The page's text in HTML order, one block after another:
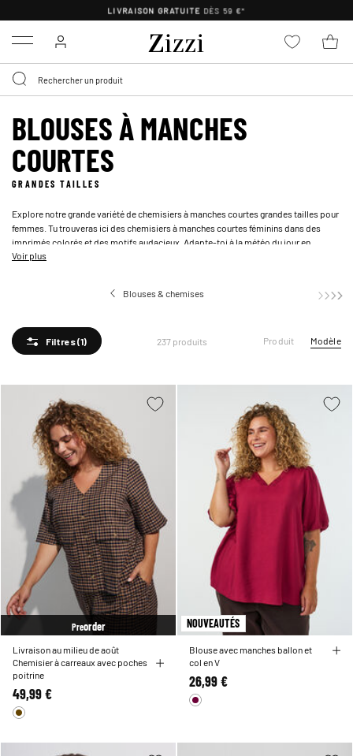
POLITIQUE DE RETOUR DE30 JOURS
Menu
BLOUSES À MANCHES
COURTES
GRANDES TAILLES
Explore notre grande variété de chemisiers à manches courtes grandes tailles pour
femmes. Tu trouveras ici des chemisiers à manches courtes féminins dans des
imprimés colorés et des motifs audacieux. Adapte-toi à la météo du jour en
portant une chemise ou un chemisier grande taille à manches courtes. Porte-le avec
Voir plus
Blouses & chemises
Filtres(1) 237 produits Produit Modèle
Preorder
Livraison au milieu de août
Chemisier à carreaux avec poches
poitrine
49,99 €
NOUVEAUTÉS
Blouse avec manches ballon et
col en V
26,99 €